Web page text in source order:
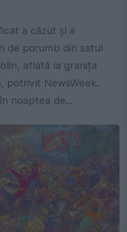
a căzut și a
de porumb din satul
aflată la granița
potrivit NewsWeek.
noaptea de...